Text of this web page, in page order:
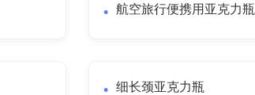
航空旅行便携用亚克力瓶
细长颈亚克力瓶